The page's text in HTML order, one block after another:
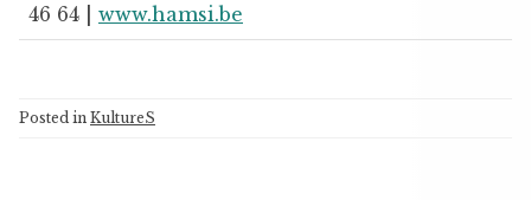
46 64 | www.hamsi.be
Posted in KultureS